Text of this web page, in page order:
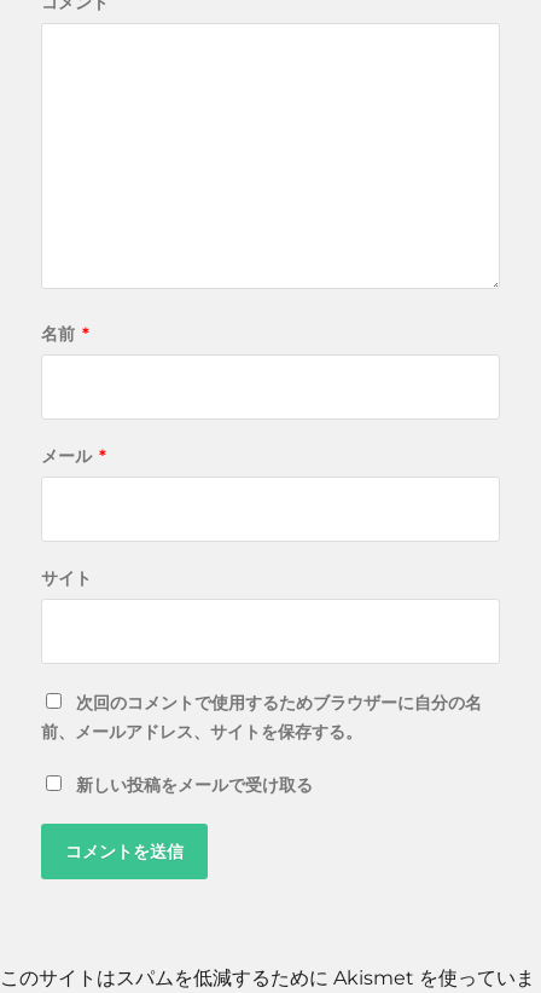
名前 *
メール *
サイト
次回のコメントで使用するためブラウザーに自分の名
前、メールアドレス、サイトを保存する。
新しい投稿をメールで受け取る
このサイトはスパムを低減するために Akismet を使っていま